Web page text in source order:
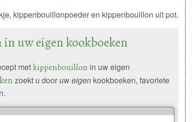
kippenbouillonpoeder en kippenbouillon uit pot.
uw eigen kookboeken
metkippenbouillon in uw eigen
zoekt u door uweigenkookboeken, favoriete